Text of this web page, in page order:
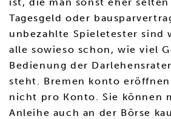
Tagesgeld oder
unbezahlte Spieletester sind
alle sowieso schon, wie viel
Bedienung der
steht. Bremen konto eröffnen
nicht pro Konto. Sie können
Anleihe auch an der Börse